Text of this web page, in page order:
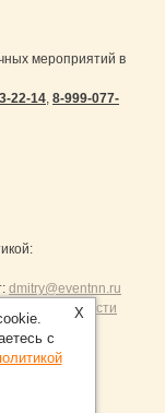
мероприятий в
22-14 8-999-077-
dmitry@eventnn.ru
X
с